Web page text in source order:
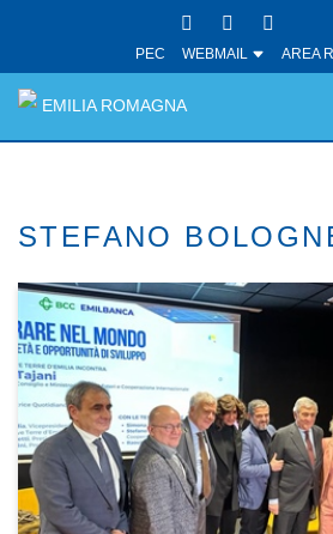
PEC WEBMAIL AREA
EMILIA ROMAGNA
STEFANO